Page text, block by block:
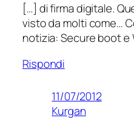
[…] di firma digitale.
visto da molti come…
notizia: Secure boot
Rispondi
11/07/2012
Kurgan